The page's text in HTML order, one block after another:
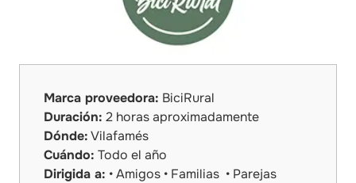
Marca proveedora: BiciRural
Duración: 2 horas aproximadamente
Dónde:Vilafamés
Cuándo: Todo el año
Dirigida a: • Amigos • Familias • Parejas